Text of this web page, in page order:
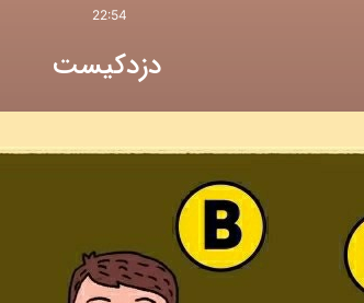
22:54
دزدکیست